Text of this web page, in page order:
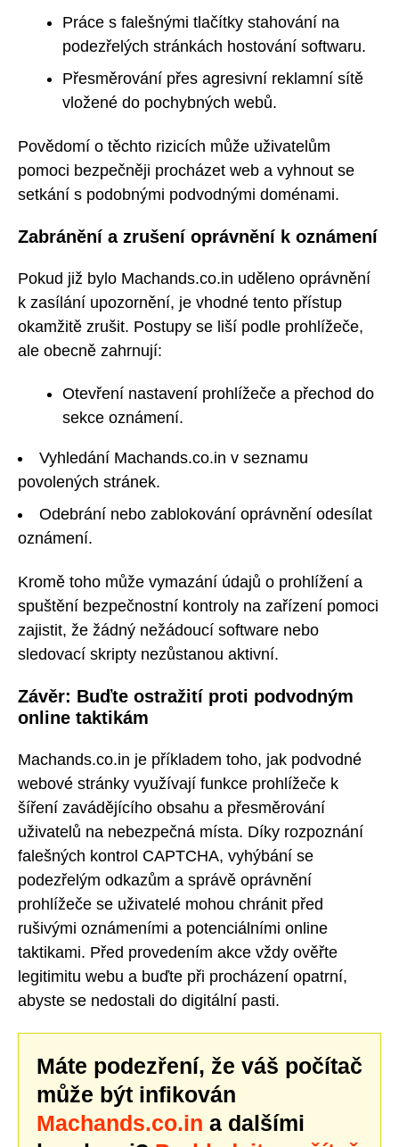
Práce s falešnými tlačítky stahování na
podezřelých stránkách hostování softwaru.
Přesměrování přes agresivní reklamní sítě
vložené do pochybných webů.
Povědomí o těchto rizicích může uživatelům
pomoci bezpečněji procházet web a vyhnout se
setkání s podobnými podvodnými doménami.
Zabránění a zrušení oprávnění k oznámení
Pokud již bylo Machands.co.in uděleno oprávnění
k zasílání upozornění, je vhodné tento přístup
okamžitě zrušit. Postupy se liší podle prohlížeče,
ale obecně zahrnují:
Otevření nastavení prohlížeče a přechod do
sekce oznámení.
Vyhledání Machands.co.in v seznamu
povolených stránek.
Odebrání nebo zablokování oprávnění odesílat
oznámení.
Kromě toho může vymazání údajů o prohlížení a
spuštění bezpečnostní kontroly na zařízení pomoci
zajistit, že žádný nežádoucí software nebo
sledovací skripty nezůstanou aktivní.
Závěr: Buďte ostražití proti podvodným
online taktikám
Machands.co.in je příkladem toho, jak podvodné
webové stránky využívají funkce prohlížeče k
šíření zavádějícího obsahu a přesměrování
uživatelů na nebezpečná místa. Díky rozpoznání
falešných kontrol CAPTCHA, vyhýbání se
podezřelým odkazům a správě oprávnění
prohlížeče se uživatelé mohou chránit před
rušivými oznámeními a potenciálními online
taktikami. Před provedením akce vždy ověřte
legitimitu webu a buďte při procházení opatrní,
abyste se nedostali do digitální pasti.
Máte podezření, že váš počítač
může být infikován
Machands.co.in a dalšími